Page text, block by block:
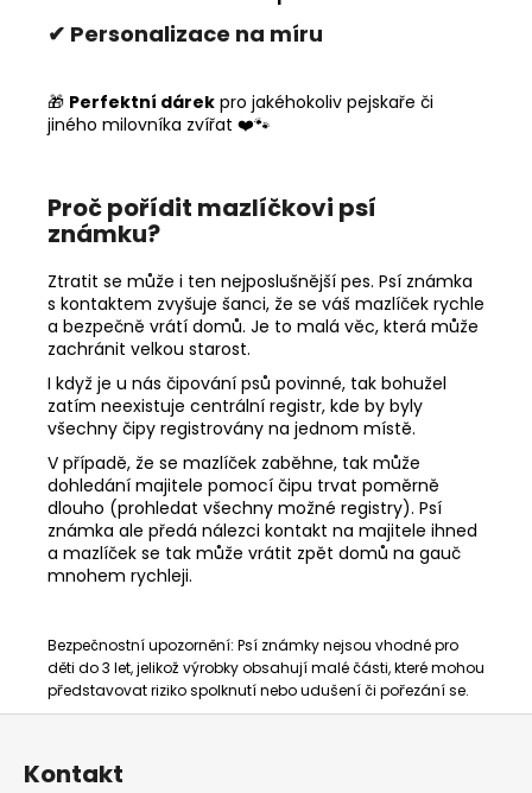
✔ Personalizace na míru
🎁 Perfektní dárek pro jakéhokoliv pejskaře či
jiného milovníka zvířat ❤️🐾
Proč pořídit mazlíčkovi psí
známku?
Ztratit se může i ten nejposlušnější pes. Psí známka
s kontaktem zvyšuje šanci, že se váš mazlíček rychle
a bezpečně vrátí domů. Je to malá věc, která může
zachránit velkou starost.
I když je u nás čipování psů povinné, tak bohužel
zatím neexistuje centrální registr, kde by byly
všechny čipy registrovány na jednom místě.
V případě, že se mazlíček zaběhne, tak může
dohledání majitele pomocí čipu trvat poměrně
dlouho (prohledat všechny možné registry). Psí
známka ale předá nálezci kontakt na majitele ihned
a mazlíček se tak může vrátit zpět domů na gauč
mnohem rychleji.
Bezpečnostní upozornění: Psí známky nejsou vhodné pro
děti do 3 let, jelikož výrobky obsahují malé části, které mohou
představovat riziko spolknutí nebo udušení či pořezání se.
Kontakt